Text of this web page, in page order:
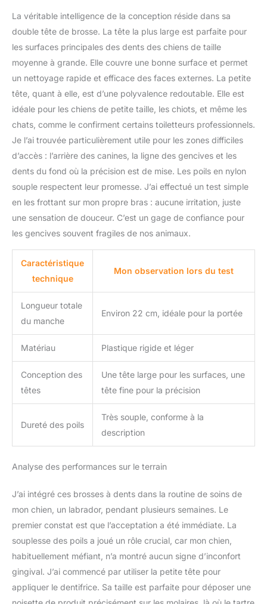
Basé à Austin, Texas,
chaque produit que nous
fabriquons est conçu
pour apporter l'harmonie
animaux de compagnie.
Nous pensons que vous
trouverez nos brosses à
dents Bodhi Dog ne font
pas exception à la règle.
Nous offrons une
garantie de
remboursement à 100 %.
Si vous n'aimez pas nos
chien, faites-nous savoir
et recevez un
remboursement complet,
La véritable intelligence de la conception réside dans sa
double tête de brosse. La tête la plus large est parfaite pour
les surfaces principales des dents des chiens de taille
moyenne à grande. Elle couvre une bonne surface et permet
un nettoyage rapide et efficace des faces externes. La petite
tête, quant à elle, est d’une polyvalence redoutable. Elle est
idéale pour les chiens de petite taille, les chiots, et même les
chats, comme le confirment certains toiletteurs professionnels.
Je l’ai trouvée particulièrement utile pour les zones difficiles
d’accès : l’arrière des canines, la ligne des gencives et les
dents du fond où la précision est de mise. Les poils en nylon
souple respectent leur promesse. J’ai effectué un test simple
en les frottant sur mon propre bras : aucune irritation, juste
une sensation de douceur. C’est un gage de confiance pour
les gencives souvent fragiles de nos animaux.
Caractéristique
technique
Mon observation lors du test
Longueur totale
du manche
Environ 22 cm, idéale pour la portée
Matériau Plastique rigide et léger
Conception des
têtes
Une tête large pour les surfaces, une
tête fine pour la précision
Dureté des poils
Très souple, conforme à la
description
Analyse des performances sur le terrain
J’ai intégré ces brosses à dents dans la routine de soins de
mon chien, un labrador, pendant plusieurs semaines. Le
premier constat est que l’acceptation a été immédiate. La
souplesse des poils a joué un rôle crucial, car mon chien,
habituellement méfiant, n’a montré aucun signe d’inconfort
gingival. J’ai commencé par utiliser la petite tête pour
appliquer le dentifrice. Sa taille est parfaite pour déposer une